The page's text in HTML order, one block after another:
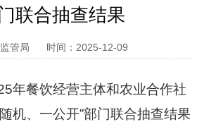
联合抽查结果
管局 时间：2025-12-09
年餐饮经营主体和农业合作社
机、一公开”部门联合抽查结果